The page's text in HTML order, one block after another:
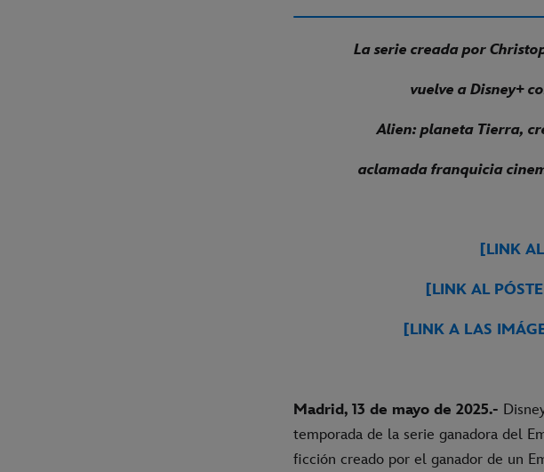
La serie creada por
vuelve a Disney+
Alien: planeta Tierra,
aclamada franquicia
[LINK
[LINK AL
[LINK A LAS
Madrid, 13 de mayo de 2025.-
temporada de la serie ganadora del
ficción creado por el ganador de un